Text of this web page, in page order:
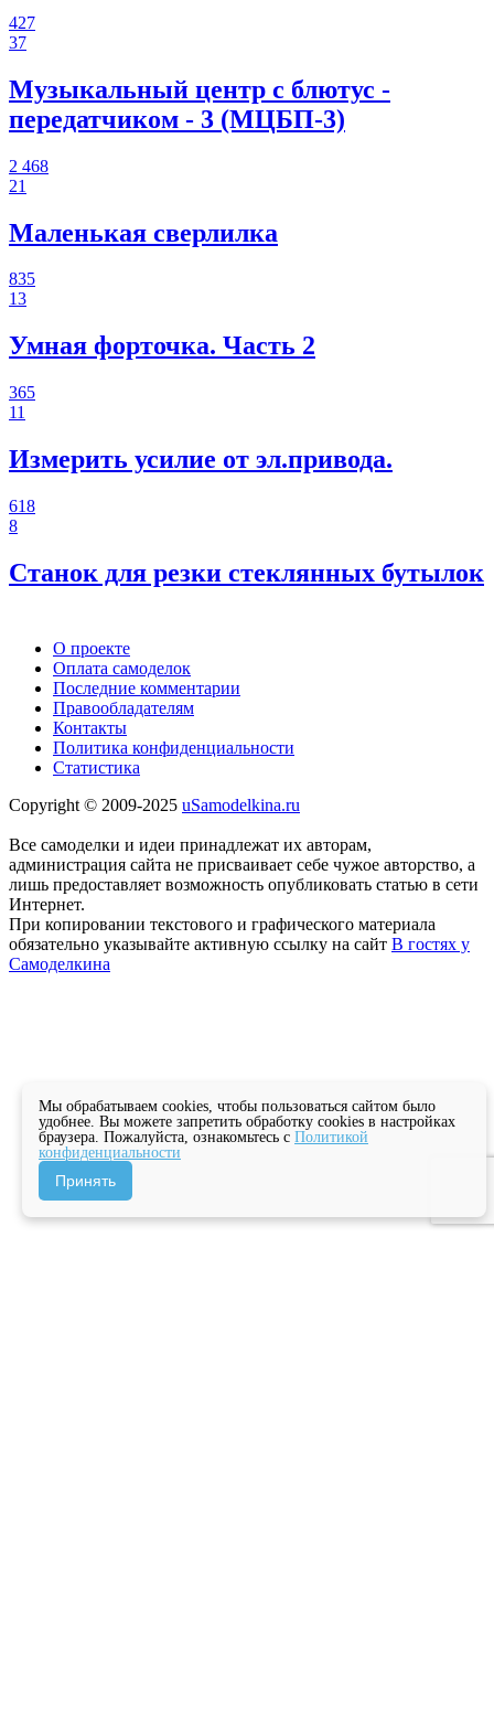
427
37
Музыкальный центр с блютус -
передатчиком - 3 (МЦБП-3)
2 468
21
Маленькая сверлилка
835
13
Умная форточка. Часть 2
365
11
Измерить усилие от эл.привода.
618
8
Станок для резки стеклянных бутылок
О проекте
Оплата самоделок
Последние комментарии
Правообладателям
Контакты
Политика конфиденциальности
Статистика
Copyright © 2009-2025 uSamodelkina.ru
Все самоделки и идеи принадлежат их авторам,
администрация сайта не присваивает себе чужое авторство, а
лишь предоставляет возможность опубликовать статью в сети
Интернет.
При копировании текстового и графического материала
обязательно указывайте активную ссылку на сайт В гостях у
Самоделкина
Мы обрабатываем cookies, чтобы пользоваться сайтом было
удобнее. Вы можете запретить обработку cookies в настройках
браузера. Пожалуйста, ознакомьтесь с Политикой
конфиденциальности
Принять